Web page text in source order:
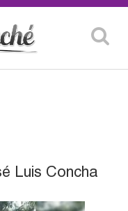
Luis Concha